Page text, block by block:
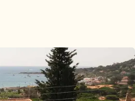
favoris